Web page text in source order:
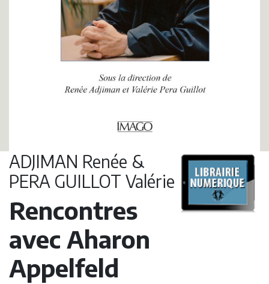
ADJIMAN Renée &
PERA GUILLOT Valérie
Rencontres
avec Aharon
Appelfeld